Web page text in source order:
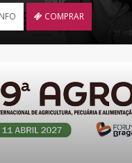
COMPRAR